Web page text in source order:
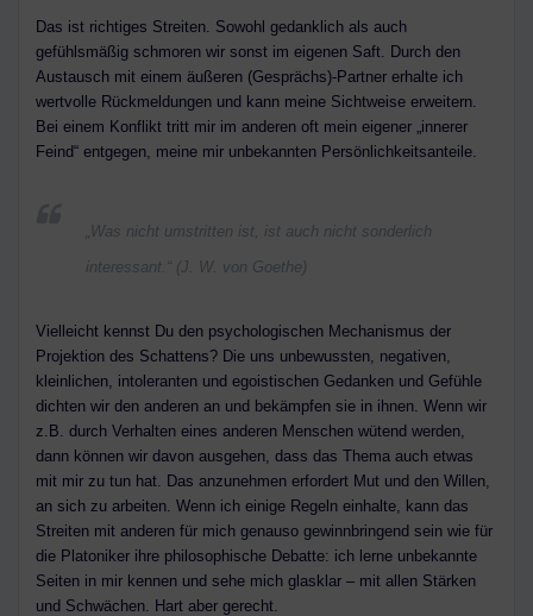
Das ist richtiges Streiten. Sowohl gedanklich als auch
gefühlsmäßig schmoren wir sonst im eigenen Saft. Durch den
Austausch mit einem äußeren (Gesprächs)-Partner erhalte ich
wertvolle Rückmeldungen und kann meine Sichtweise erweitern.
Bei einem Konflikt tritt mir im anderen oft mein eigener „innerer
Feind“ entgegen, meine mir unbekannten Persönlichkeitsanteile.
„Was nicht umstritten ist, ist auch nicht sonderlich
interessant.“ (J. W. von Goethe)
Vielleicht kennst Du den psychologischen Mechanismus der
Projektion des Schattens? Die uns unbewussten, negativen,
kleinlichen, intoleranten und egoistischen Gedanken und Gefühle
dichten wir den anderen an und bekämpfen sie in ihnen. Wenn wir
z.B. durch Verhalten eines anderen Menschen wütend werden,
dann können wir davon ausgehen, dass das Thema auch etwas
mit mir zu tun hat. Das anzunehmen erfordert Mut und den Willen,
an sich zu arbeiten. Wenn ich einige Regeln einhalte, kann das
Streiten mit anderen für mich genauso gewinnbringend sein wie für
die Platoniker ihre philosophische Debatte: ich lerne unbekannte
Seiten in mir kennen und sehe mich glasklar – mit allen Stärken
und Schwächen. Hart aber gerecht.